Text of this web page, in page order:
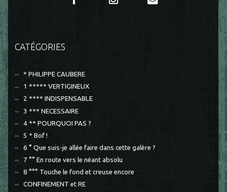
CATÉGORIES
* PHILIPPE CAUBERE
1 ***** VERTIGINEUX
2 **** INDISPENSABLE
3 *** NECESSAIRE
4 ** POURQUOI PAS ?
5 * Bof !
6 ° Que suis-je allée faire dans cette galère ?
7 °° En route vers le néant absolu
8 °°° Touche le fond et creuse encore
CONFINEMENT et RE